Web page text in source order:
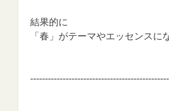
結果的に
「春」がテーマやエッセンスに